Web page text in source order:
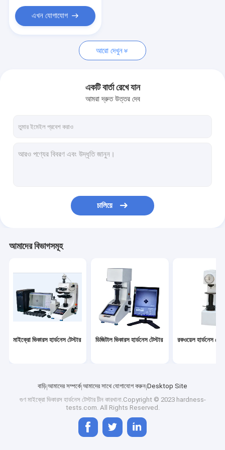
এখন যোগাযোগ
আরো দেখুন
একটি বার্তা রেখে যান
আমরা দ্রুত উত্তর দেব
চালিয়ে
আমাদের বিভাগসমূহ
মাইক্রো ভিকারস হার্ডনেস টেস্টার ডিজিটাল ভিকারস হার্ডনেস টেস্টার রকওয়েল হার্ডনেস
বাড়ি আমাদের সম্পর্কে আমাদের সাথে যোগাযোগ করুন Desktop Site
গুণ মাইক্রো ভিকারস হার্ডনেস টেস্টারচীন কারখানা.Copyright © 2023 hardness-
tests.com. All Rights Reserved.